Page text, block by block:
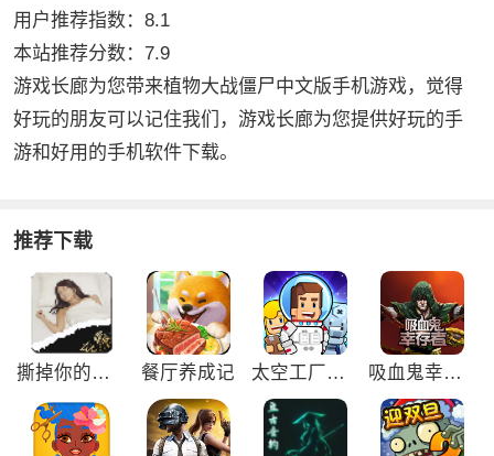
用户推荐指数：8.1
本站推荐分数：7.9
游戏长廊为您带来植物大战僵尸中文版手机游戏，觉得
好玩的朋友可以记住我们，游戏长廊为您提供好玩的手
游和好用的手机软件下载。
推荐下载
撕掉你的外衣3游戏 餐厅养成记 太空工厂大亨免广告版 吸血鬼幸存者免广告版